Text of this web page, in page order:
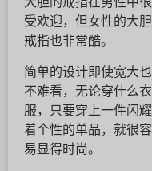
受欢迎，但女性的大胆
戒指也非常酷。
简单的设计即使宽大也
不难看，无论穿什么衣
服，只要穿上一件闪耀
着个性的单品，就很容
易显得时尚。